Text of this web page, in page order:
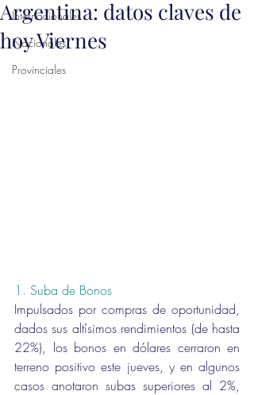
Internacionales
Nacionales
Provinciales
Argentina: datos claves de
hoy Viernes
1. Suba de Bonos
Impulsados por compras de oportunidad,
dados sus altísimos rendimientos (de hasta
22%), los bonos en dólares cerraron en
terreno positivo este jueves, y en algunos
casos anotaron subas superiores al 2%,